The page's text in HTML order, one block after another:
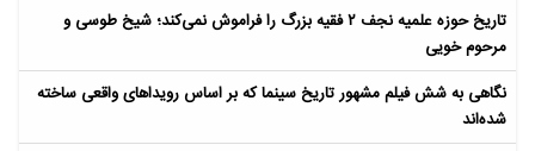
تاریخ حوزه علمیه نجف ۲ فقیه بزرگ را فراموش نمی‌کند؛ شیخ طوسی و
مرحوم خویی
نگاهی به شش فیلم مشهور تاریخ سینما که بر اساس رویداهای واقعی ساخته
شده‌اند